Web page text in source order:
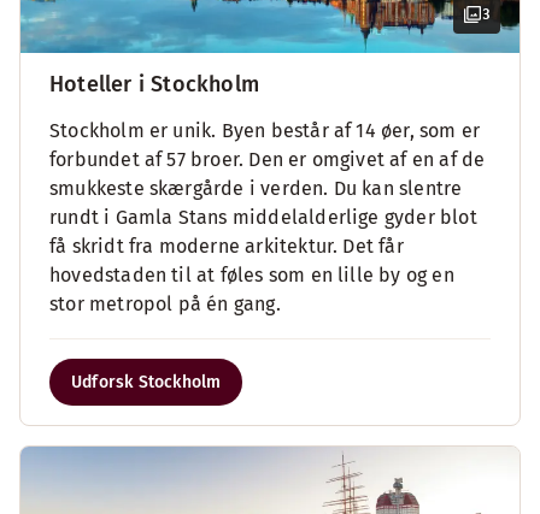
3
Hoteller i Stockholm
Stockholm er unik. Byen består af 14 øer, som er
forbundet af 57 broer. Den er omgivet af en af de
smukkeste skærgårde i verden. Du kan slentre
rundt i Gamla Stans middelalderlige gyder blot
få skridt fra moderne arkitektur. Det får
hovedstaden til at føles som en lille by og en
stor metropol på én gang.
Udforsk Stockholm